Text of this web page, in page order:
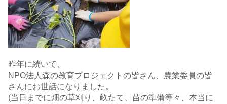
昨年に続いて、
NPO法人森の教育プロジェクトの皆さん、農業委員の皆
さんにお世話になりました。
(当日までに畑の草刈り、畝たて、苗の準備等々、本当に